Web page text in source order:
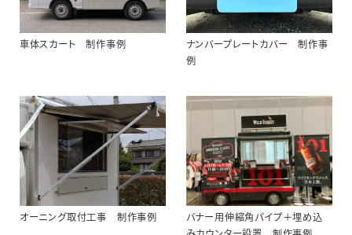
車体スカート 制作事例
ナンバープレートカバー 制作事
例
オーニング取付工事 制作事例
バナー用伸縮角パイプ＋埋め込